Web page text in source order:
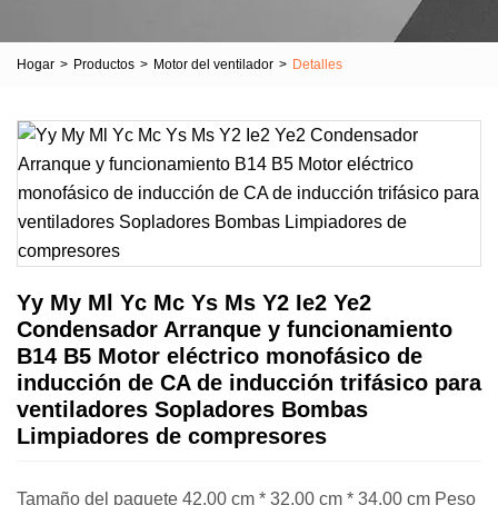
Hogar > Productos > Motor del ventilador > Detalles
Yy My Ml Yc Mc Ys Ms Y2 Ie2 Ye2
Condensador Arranque y funcionamiento
B14 B5 Motor eléctrico monofásico de
inducción de CA de inducción trifásico para
ventiladores Sopladores Bombas
Limpiadores de compresores
Tamaño del paquete 42,00 cm * 32,00 cm * 34,00 cm Peso